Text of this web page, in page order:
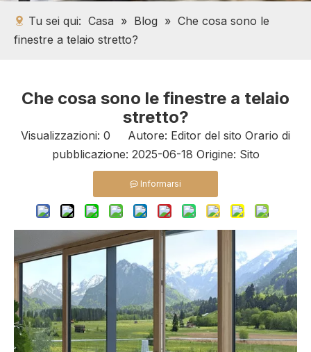
Tu sei qui: Casa » Blog » Che cosa sono le
finestre a telaio stretto?
Che cosa sono le finestre a telaio
stretto?
Visualizzazioni: 0 Autore: Editor del sito Orario di
pubblicazione: 2025-06-18 Origine: Sito
Informarsi